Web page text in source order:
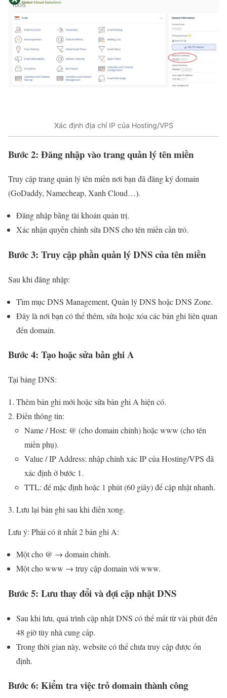
Xác định địa chỉ IP của Hosting/VPS
Bước 2: Đăng nhập vào trang quản lý tên miền
Truy cập trang quản lý tên miền nơi bạn đã đăng ký domain
(GoDaddy, Namecheap, Xanh Cloud…).
Đăng nhập bằng tài khoản quản trị.
Xác nhận quyền chỉnh sửa DNS cho tên miền cần trỏ.
Bước 3: Truy cập phần quản lý DNS của tên miền
Sau khi đăng nhập:
Tìm mục DNS Management, Quản lý DNS hoặc DNS Zone.
Đây là nơi bạn có thể thêm, sửa hoặc xóa các bản ghi liên quan
đến domain.
Bước 4: Tạo hoặc sửa bản ghi A
Tại bảng DNS:
Thêm bản ghi mới hoặc sửa bản ghi A hiện có.
Điền thông tin:
Name / Host: @ (cho domain chính) hoặc www (cho tên
miền phụ).
Value / IP Address: nhập chính xác IP của Hosting/VPS đã
xác định ở bước 1.
TTL: để mặc định hoặc 1 phút (60 giây) để cập nhật nhanh.
Lưu lại bản ghi sau khi điền xong.
Lưu ý: Phải có ít nhất 2 bản ghi A:
Một cho @ → domain chính.
Một cho www → truy cập domain với www.
Bước 5: Lưu thay đổi và đợi cập nhật DNS
Sau khi lưu, quá trình cập nhật DNS có thể mất từ vài phút đến
48 giờ tùy nhà cung cấp.
Trong thời gian này, website có thể chưa truy cập được ổn
định.
Bước 6: Kiểm tra việc trỏ domain thành công